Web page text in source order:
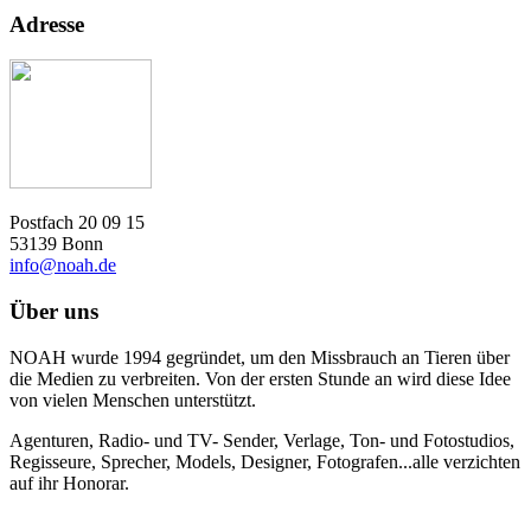
Adresse
Postfach 20 09 15
53139 Bonn
info@noah.de
Über uns
NOAH wurde 1994 gegründet, um den Missbrauch an Tieren über
die Medien zu verbreiten. Von der ersten Stunde an wird diese Idee
von vielen Menschen unterstützt.
Agenturen, Radio- und TV- Sender, Verlage, Ton- und Fotostudios,
Regisseure, Sprecher, Models, Designer, Fotografen...alle verzichten
auf ihr Honorar.